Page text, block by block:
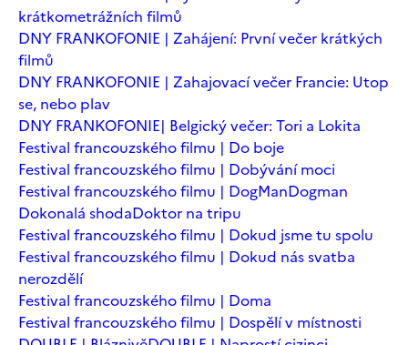
krátkometrážních filmů
DNY FRANKOFONIE | Zahájení: První večer krátkých
filmů
DNY FRANKOFONIE | Zahajovací večer Francie: Utop
se, nebo plav
DNY FRANKOFONIE| Belgický večer: Tori a Lokita
Festival francouzského filmu | Do boje
Festival francouzského filmu | Dobývání moci
Festival francouzského filmu | DogManDogman
Dokonalá shodaDoktor na tripu
Festival francouzského filmu | Dokud jsme tu spolu
Festival francouzského filmu | Dokud nás svatba
nerozdělí
Festival francouzského filmu | Doma
Festival francouzského filmu | Dospělí v místnosti